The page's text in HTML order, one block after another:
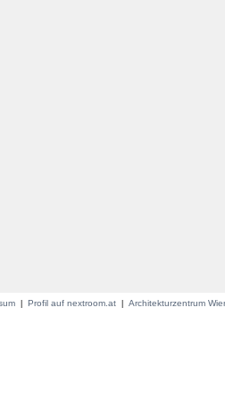
Profil auf nextroom.at Architekturzentrum